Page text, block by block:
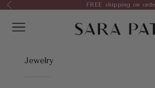
Skip to content
Previous FREE shipping on
Sara Patino Jewelry
Open navigation menu
Jewelry